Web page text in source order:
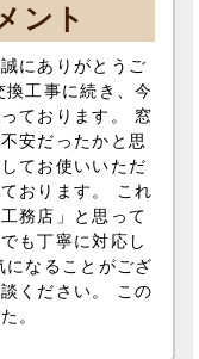
ント
にありがとうご
工事に続き、今
ております。 窓
安だったかと思
てお使いいただ
おります。 これ
務店」と思って
も丁寧に対応し
なることがござ
ください。 この
。